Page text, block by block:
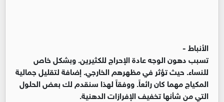
الأنباط -
تسبب دهون الوجه عادة الإحراج للكثيرين. وبشكل خاص
للنساء. حيث تؤثر في مظهرهم الخارجي. إضافة لتقليل جمالية
المكياج مهما كان رائعاً. ووفقاً لهذا سنقدم لك بعض الحلول
التي من شأنها تخفيف الإفرازات الدهنية.